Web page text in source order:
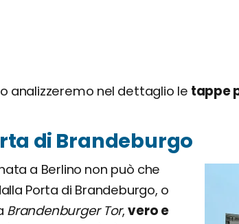
analizzeremo nel dettaglio le tappe
di Brandeburgo
a Berlino non può che
Porta di Brandeburgo, o
Brandenburger Tor,vero e